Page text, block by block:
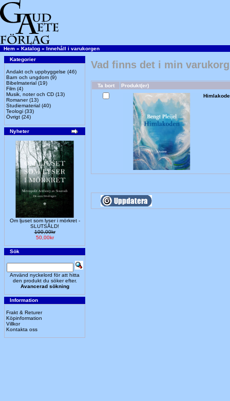
Hem » Katalog » Innehåll i varukorgen
Kategorier
Andakt och uppbyggelse (46)
Barn och ungdom (9)
Bibelmaterial (19)
Film (4)
Musik, noter och CD (13)
Romaner(13)
Studiematerial (40)
Teologi (33)
Övrigt (24)
Nyheter
Om ljuset som lyser i mörkret -
SLUTSÅLD!
100,00kr
50,00kr
Sök
Använd nyckelord för att hitta
den produkt du söker efter.
Avancerad sökning
Information
Frakt & Returer
Köpinformation
Villkor
Kontakta oss
Vad finns det i min
Ta bort
Produkt(er)